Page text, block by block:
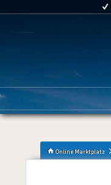
Online Marktplatz